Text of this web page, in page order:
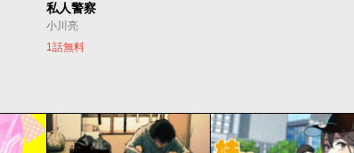
私人警察
小川亮
1話無料